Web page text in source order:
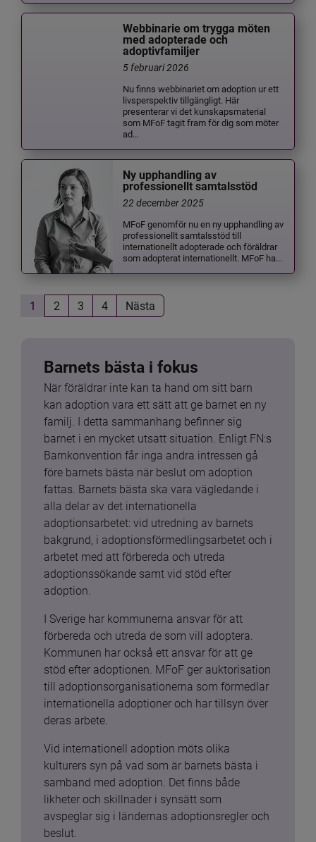
Webbinarie om trygga möten
med adopterade och
adoptivfamiljer
5 februari 2026
Nu finns webbinariet om adoption ur ett
livsperspektiv tillgängligt. Här
presenterar vi det kunskapsmaterial
som MFoF tagit fram för dig som möter
ad...
Ny upphandling av
professionellt samtalsstöd
22 december 2025
MFoF genomför nu en ny upphandling av
professionellt samtalsstöd till
internationellt adopterade och föräldrar
som adopterat internationellt. MFoF ha...
1 2 3 4 Nästa
Barnets bästa i fokus
När föräldrar inte kan ta hand om sitt barn
kan adoption vara ett sätt att ge barnet en ny
familj. I detta sammanhang befinner sig
barnet i en mycket utsatt situation. Enligt FN:s
Barnkonvention får inga andra intressen gå
före barnets bästa när beslut om adoption
fattas. Barnets bästa ska vara vägledande i
alla delar av det internationella
adoptionsarbetet: vid utredning av barnets
bakgrund, i adoptionsförmedlingsarbetet och i
arbetet med att förbereda och utreda
adoptionssökande samt vid stöd efter
adoption.
I Sverige har kommunerna ansvar för att
förbereda och utreda de som vill adoptera.
Kommunen har också ett ansvar för att ge
stöd efter adoptionen. MFoF ger auktorisation
till adoptionsorganisationerna som förmedlar
internationella adoptioner och har tillsyn över
deras arbete.
Vid internationell adoption möts olika
kulturers syn på vad som är barnets bästa i
samband med adoption. Det finns både
likheter och skillnader i synsätt som
avspeglar sig i ländernas adoptionsregler och
beslut.